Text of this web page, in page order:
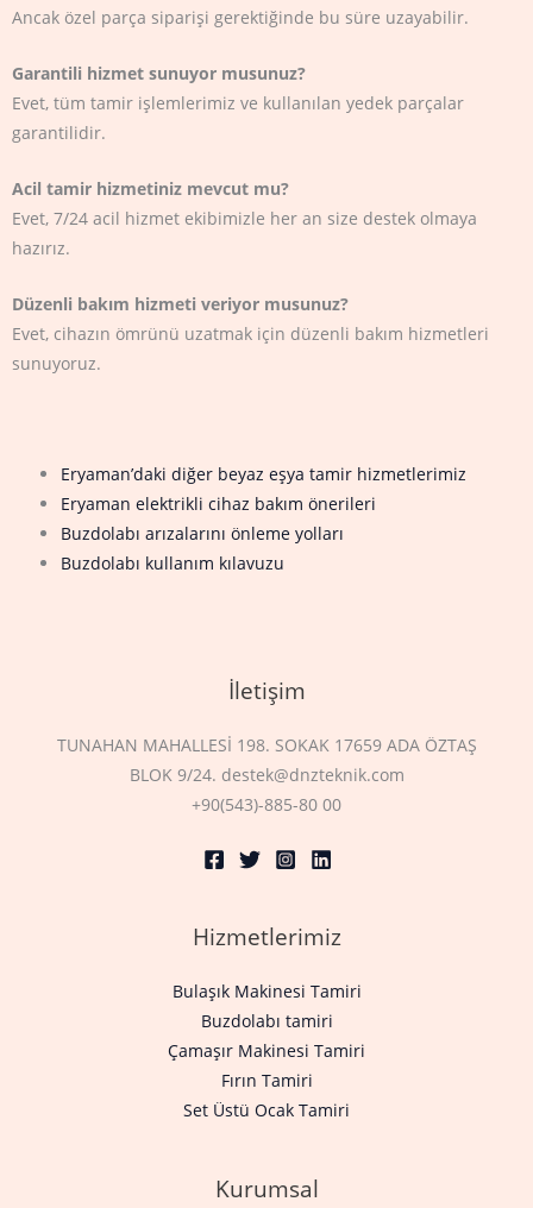
Ancak özel parça siparişi gerektiğinde bu süre uzayabilir.
Garantili hizmet sunuyor musunuz?
Evet, tüm tamir işlemlerimiz ve kullanılan yedek parçalar
garantilidir.
Acil tamir hizmetiniz mevcut mu?
Evet, 7/24 acil hizmet ekibimizle her an size destek olmaya
hazırız.
Düzenli bakım hizmeti veriyor musunuz?
Evet, cihazın ömrünü uzatmak için düzenli bakım hizmetleri
sunuyoruz.
Eryaman’daki diğer beyaz eşya tamir hizmetlerimiz
Eryaman elektrikli cihaz bakım önerileri
Buzdolabı arızalarını önleme yolları
Buzdolabı kullanım kılavuzu
İletişim
TUNAHAN MAHALLESİ 198. SOKAK 17659 ADA ÖZTAŞ
BLOK 9/24. destek@dnzteknik.com
+90(543)-885-80 00
Hizmetlerimiz
Bulaşık Makinesi Tamiri
Buzdolabı tamiri
Çamaşır Makinesi Tamiri
Fırın Tamiri
Set Üstü Ocak Tamiri
Kurumsal